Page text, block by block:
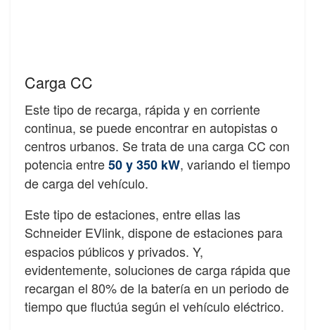
Carga CC
Este tipo de recarga, rápida y en corriente
continua, se puede encontrar en autopistas o
centros urbanos. Se trata de una carga CC con
potencia entre50 y 350 kW, variando el tiempo
de carga del vehículo.
Este tipo de estaciones, entre ellas las
Schneider EVlink, dispone de estaciones para
espacios públicos y privados. Y,
evidentemente, soluciones de carga rápida que
recargan el 80% de la batería en un periodo de
tiempo que fluctúa según el vehículo eléctrico.